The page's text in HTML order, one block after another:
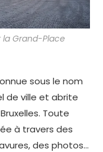
la Grand-Place
sous le nom
de ville et abrite
Toute
à travers des
des photos…